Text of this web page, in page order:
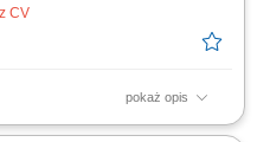
CV
pokaż opis
uzdatniania i oczyszczania